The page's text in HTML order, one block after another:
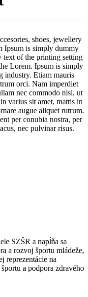
shoes, jewellery
Ipsum is simply dummy
of the printing setting
Lorem. Ipsum is simply
industry. Etiam mauris
orci. Nam imperdiet
nec commodo nisl, ut
varius sit amet, mattis in
augue aliquet rutrum.
per conubia nostra, per
nec pulvinar risus.
SZŠR a napĺňa sa
a rozvoj športu mládeže,
reprezentácie na
a podpora zdravého